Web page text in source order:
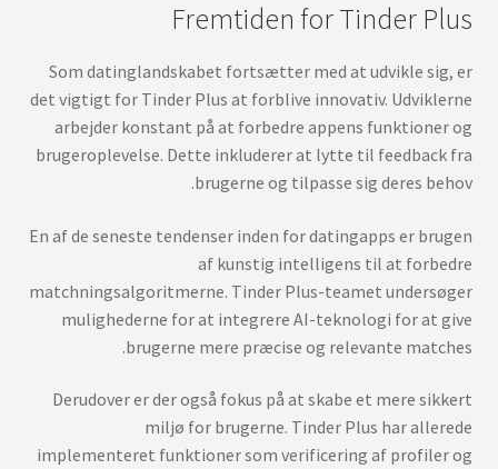
Fremtiden for Tinder Plus
Som datinglandskabet fortsætter med at udvikle sig, er
det vigtigt for Tinder Plus at forblive innovativ. Udviklerne
arbejder konstant på at forbedre appens funktioner og
brugeroplevelse. Dette inkluderer at lytte til feedback fra
brugerne og tilpasse sig deres behov.
En af de seneste tendenser inden for datingapps er brugen
af kunstig intelligens til at forbedre
matchningsalgoritmerne. Tinder Plus-teamet undersøger
mulighederne for at integrere AI-teknologi for at give
brugerne mere præcise og relevante matches.
Derudover er der også fokus på at skabe et mere sikkert
miljø for brugerne. Tinder Plus har allerede
implementeret funktioner som verificering af profiler og